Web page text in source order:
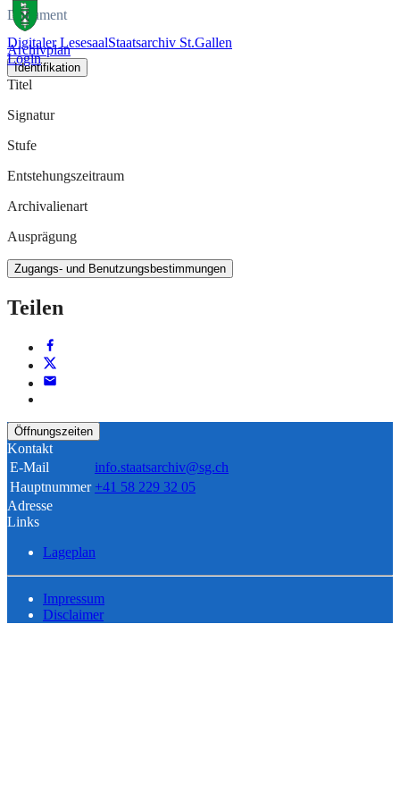
Digitaler LesesaalStaatsarchiv St.Gallen
Login
Dokument
Archivplan
Identifikation
Titel
Signatur
Stufe
Entstehungszeitraum
Archivalienart
Ausprägung
Zugangs- und Benutzungsbestimmungen
Teilen
Öffnungszeiten
Kontakt
E-Mail
info.staatsarchiv@sg.ch
Hauptnummer +41 58 229 32 05
Adresse
Links
Lageplan
Impressum
Disclaimer